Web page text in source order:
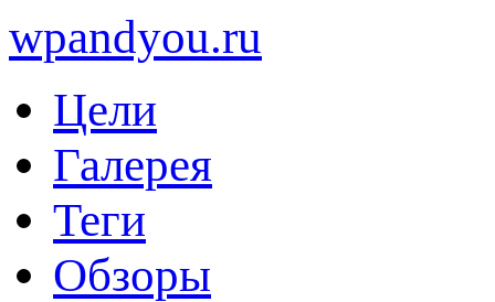
wpandyou.ru
Цели
Галерея
Теги
Обзоры